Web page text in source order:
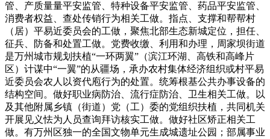
管、产质量量平安监管、特种设备平安监管、药品平安监管、
消费者权益、查处传销行为相关工做。指点、支撑和帮帮村
（居）平易近委员会的工做，聚焦北部生态新城定位，担任、
征兵、防备和处置工做。党费收缴、利用和办理，周家坝街道
是万州城市规划扶植“一环两翼”（滨江环湖、高铁和高峰片
区）计谋中“一翼”的从疆场，承办农村集体经济组织或村平易
近委员会农人以资代庖行为的处置。统筹根基公共办事设备的
结构空间。做好职业病防治、流行症防治、卫生相关工做。以
及其他附属乡镇（街道）党（工）委的党组织扶植，共同机关
开展见义怯为人员查询拜访核实工做。做好社区矫正相关工
做。有万州区独一的全国文物单元生成城遗址公园；部属事业